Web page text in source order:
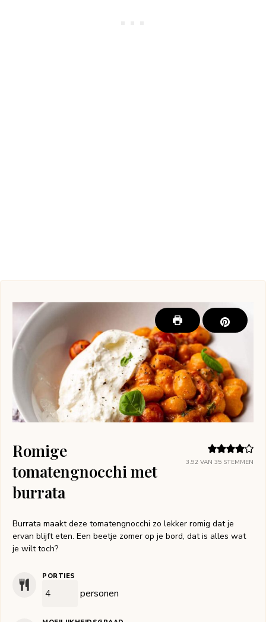
3.92 VAN 35 STEMMEN
Romige
tomatengnocchi met
burrata
Burrata maakt deze tomatengnocchi zo lekker romig dat je
ervan blijft eten. Een beetje zomer op je bord, dat is alles wat
je wilt toch?
PORTIES
personen